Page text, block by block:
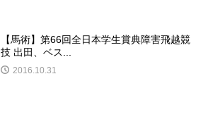
【馬術】第66回全日本学生賞典障害飛越競
技 出田、ベス...
2016.10.31